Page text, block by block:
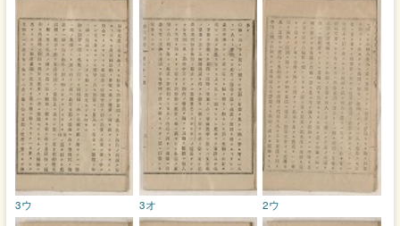
2ウ
3オ
3ウ